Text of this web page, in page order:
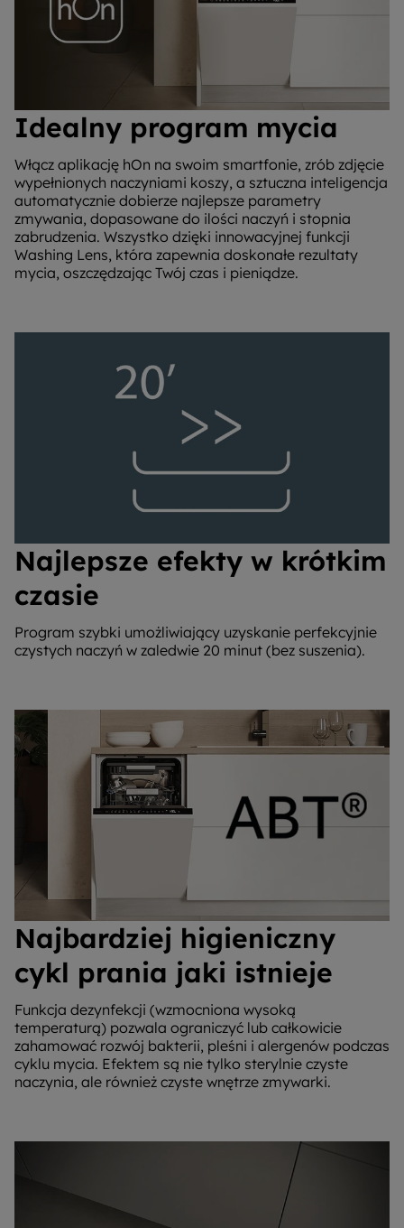
Idealny program mycia
Włącz aplikację hOn na swoim smartfonie, zrób zdjęcie
wypełnionych naczyniami koszy, a sztuczna inteligencja
automatycznie dobierze najlepsze parametry
zmywania, dopasowane do ilości naczyń i stopnia
zabrudzenia. Wszystko dzięki innowacyjnej funkcji
Washing Lens, która zapewnia doskonałe rezultaty
mycia, oszczędzając Twój czas i pieniądze.
Najlepsze efekty w krótkim
czasie
Program szybki umożliwiający uzyskanie perfekcyjnie
czystych naczyń w zaledwie 20 minut (bez suszenia).
Najbardziej higieniczny
cykl prania jaki istnieje
Funkcja dezynfekcji (wzmocniona wysoką
temperaturą) pozwala ograniczyć lub całkowicie
zahamować rozwój bakterii, pleśni i alergenów podczas
cyklu mycia. Efektem są nie tylko sterylnie czyste
naczynia, ale również czyste wnętrze zmywarki.